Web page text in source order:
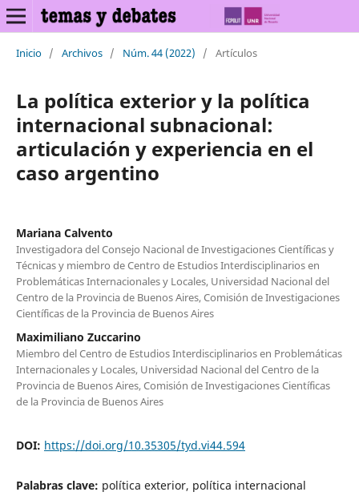
Inicio / Archivos / Núm. 44 (2022) / Artículos
La política exterior y la política
internacional subnacional:
articulación y experiencia en el
caso argentino
Mariana Calvento
Investigadora del Consejo Nacional de Investigaciones Científicas y
Técnicas y miembro de Centro de Estudios Interdisciplinarios en
Problemáticas Internacionales y Locales, Universidad Nacional del
Centro de la Provincia de Buenos Aires, Comisión de Investigaciones
Científicas de la Provincia de Buenos Aires
Maximiliano Zuccarino
Miembro del Centro de Estudios Interdisciplinarios en Problemáticas
Internacionales y Locales, Universidad Nacional del Centro de la
Provincia de Buenos Aires, Comisión de Investigaciones Científicas
de la Provincia de Buenos Aires
DOI: https://doi.org/10.35305/tyd.vi44.594
Palabras clave: política exterior, política internacional